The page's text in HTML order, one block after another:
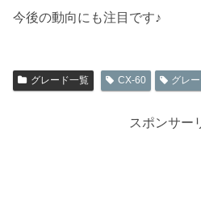
今後の動向にも注目です♪
グレード一覧 CX-60 グレ
スポンサー